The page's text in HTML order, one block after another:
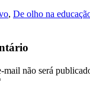
, De olho na
mail não será